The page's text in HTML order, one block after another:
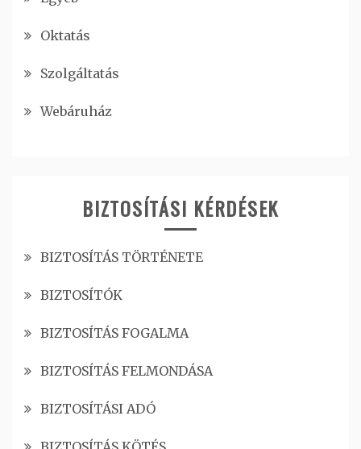
Oktatás
Szolgáltatás
Webáruház
BIZTOSÍTÁSI KÉRDÉSEK
BIZTOSÍTÁS TÖRTÉNETE
BIZTOSÍTÓK
BIZTOSÍTÁS FOGALMA
BIZTOSÍTÁS FELMONDÁSA
BIZTOSÍTÁSI ADÓ